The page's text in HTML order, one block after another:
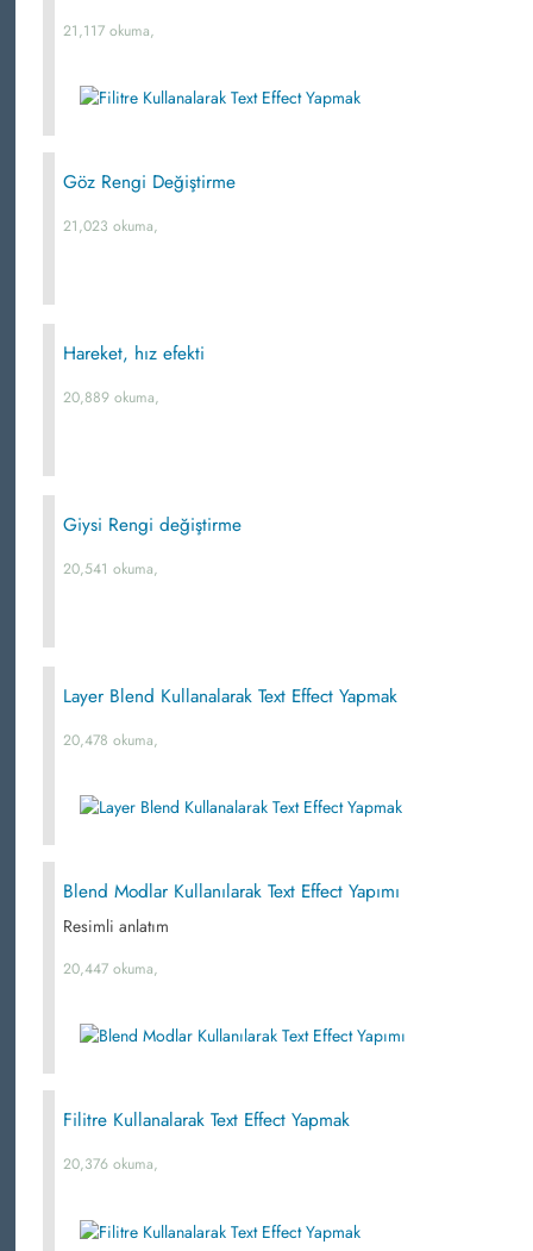
21,117 okuma,
Göz Rengi Değiştirme
21,023 okuma,
Hareket, hız efekti
20,889 okuma,
Giysi Rengi değiştirme
20,541 okuma,
Layer Blend Kullanalarak Text Effect Yapmak
20,478 okuma,
Blend Modlar Kullanılarak Text Effect Yapımı
Resimli anlatım
20,447 okuma,
Filitre Kullanalarak Text Effect Yapmak
20,376 okuma,